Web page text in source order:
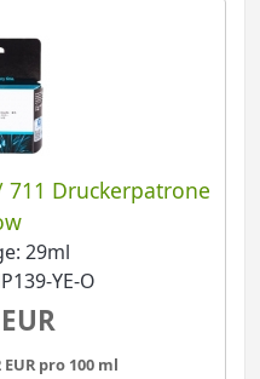
711 Druckerpatrone
29ml
YE-O
pro 100 ml